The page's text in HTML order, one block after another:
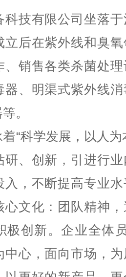
科技有限公司坐落
立后在紫外线和臭
、销售各类杀菌处
器、明渠式紫外线
。
“科学发展，以人
研、创新，引进行
入，不断提高专业
心文化：团队精神
极创新。企业全体
中心，面向市场，